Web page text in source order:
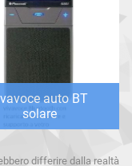
auto BT
solare
differire dalla realtà